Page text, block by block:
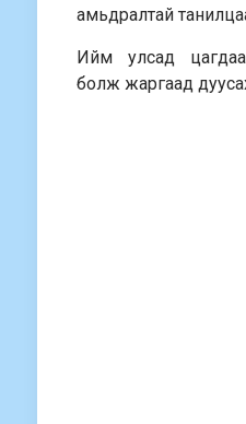
амьдралтай
Ийм улсад
болж жаргаад